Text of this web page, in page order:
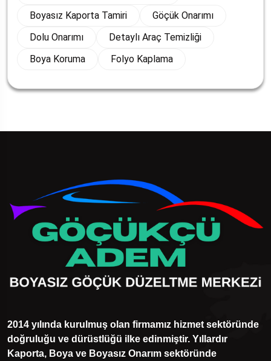
Boyasız Kaporta Tamiri
Göçük Onarımı
Dolu Onarımı
Detaylı Araç Temizliği
Boya Koruma
Folyo Kaplama
2014 yılında kurulmuş olan firmamız hizmet sektöründe
doğruluğu ve dürüstlüğü ilke edinmiştir. Yıllardır
Kaporta, Boya ve Boyasız Onarım sektöründe